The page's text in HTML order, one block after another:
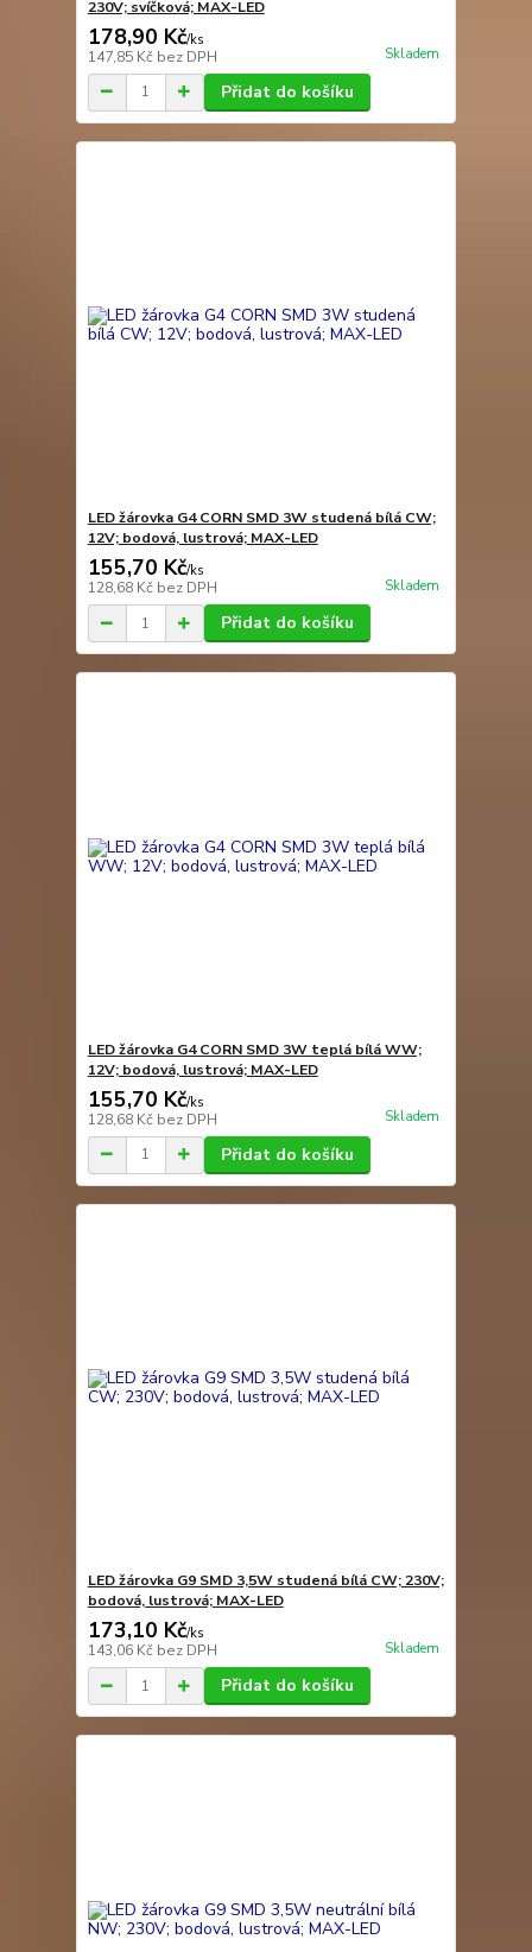
230V; svíčková; MAX-LED
178,90 Kč/ks
147,85 Kč bez DPH Skladem
Přidat do košíku
LED žárovka G4 CORN SMD 3W studená bílá CW;
12V; bodová, lustrová; MAX-LED
155,70 Kč/ks
128,68 Kč bez DPH Skladem
Přidat do košíku
LED žárovka G4 CORN SMD 3W teplá bílá WW;
12V; bodová, lustrová; MAX-LED
155,70 Kč/ks
128,68 Kč bez DPH Skladem
Přidat do košíku
LED žárovka G9 SMD 3,5W studená bílá CW; 230V;
bodová, lustrová; MAX-LED
173,10 Kč/ks
143,06 Kč bez DPH Skladem
Přidat do košíku